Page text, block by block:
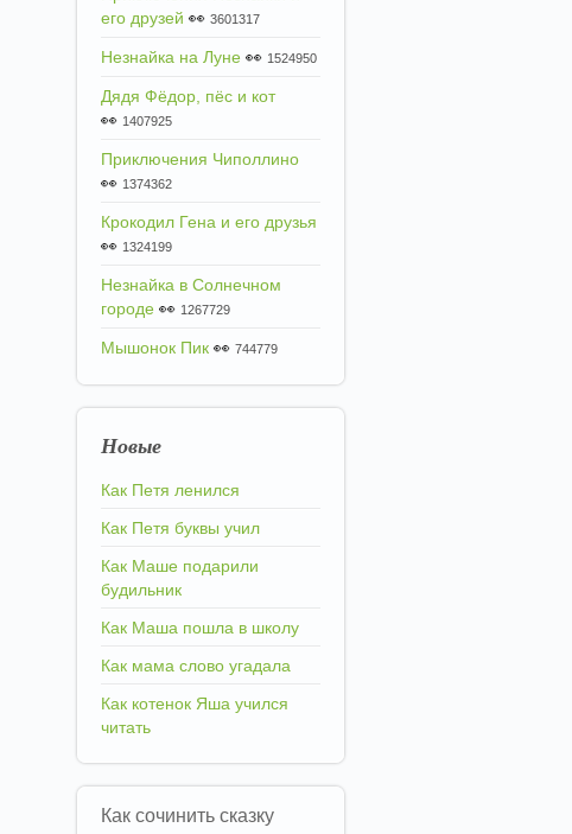
его друзей 👀 3601317
Незнайка на Луне 👀 1524950
Дядя Фёдор, пёс и кот
👀 1407925
Приключения Чиполлино
👀 1374362
Крокодил Гена и его друзья
👀 1324199
Незнайка в Солнечном
городе 👀 1267729
Мышонок Пик 👀 744779
Новые
Как Петя ленился
Как Петя буквы учил
Как Маше подарили
будильник
Как Маша пошла в школу
Как мама слово угадала
Как котенок Яша учился
читать
Как сочинить сказку